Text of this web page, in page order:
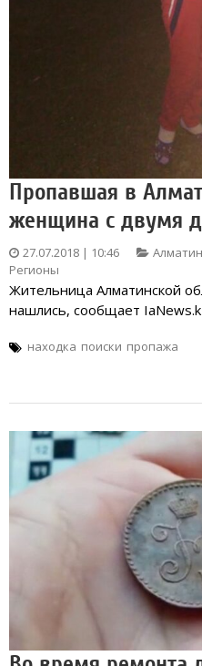
Пропавшая в
женщина с двумя
27.07.2018 | 10:46
Регионы
Жительница Алматинской
нашлись, сообщает
находка поиски пропажа